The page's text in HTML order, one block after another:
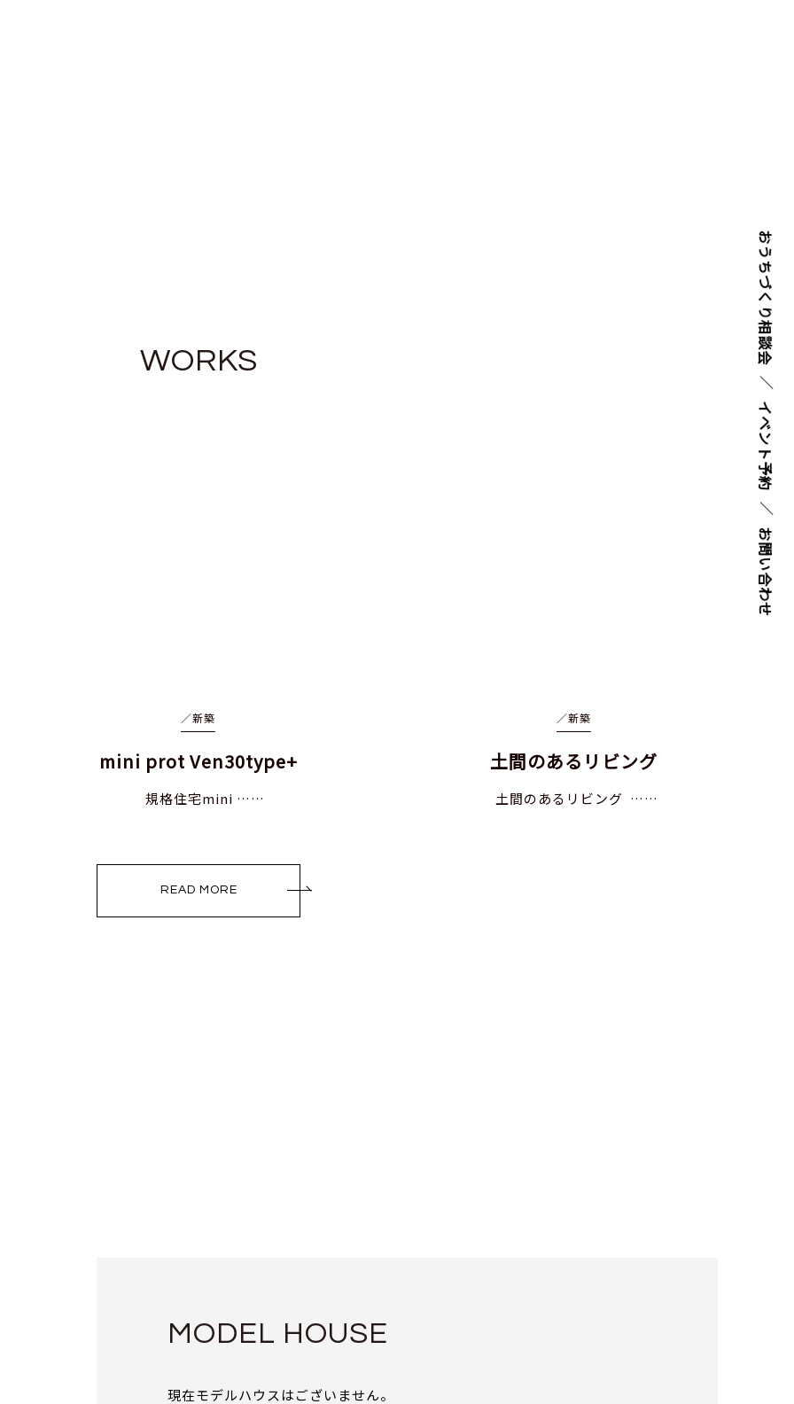
おうちづくり
相談会
イベント
予約
お問い
合わせ
WORKS
／新築
mini prot Ven30type+
規格住宅mini ……
／新築
土間のあるリビング
土間のあるリビング ……
READ MORE
MODEL HOUSE
現在モデルハウスはございません。